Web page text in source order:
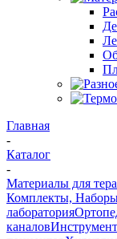
Главная
-
Каталог
-
Материалы для
Комплекты,
лаборатория
каналов